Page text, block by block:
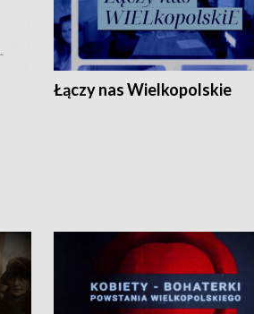
Łączy nas Wielkopolskie